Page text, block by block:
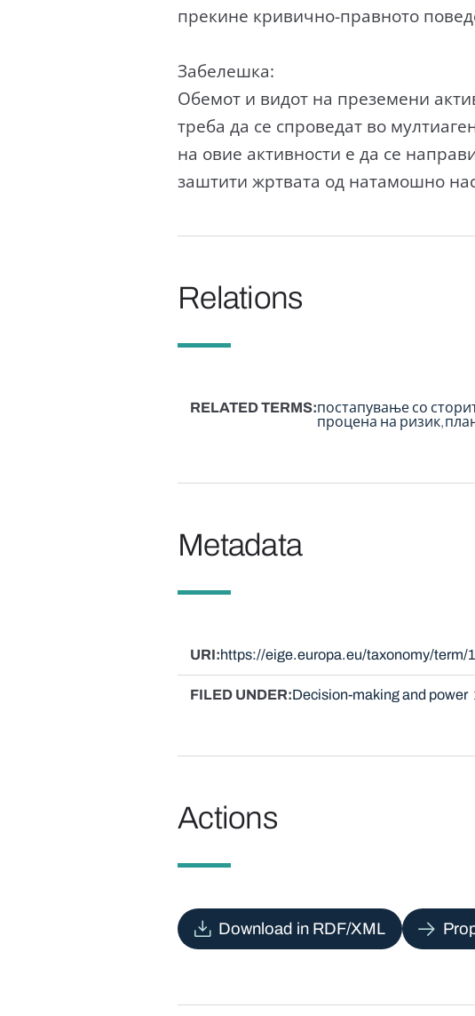
прекине кривично-правното
Забелешка:
Обемот и видот на преземени
треба да се спроведат во
на овие активности е да се
заштити жртвата од натамошно
Relations
RELATED TERMS постапување со
процена на ризик
Metadata
URI https://eige.europa.eu/taxonomy/term/
FILED UNDER Decision-making and power
Actions
Download in RDF/XML